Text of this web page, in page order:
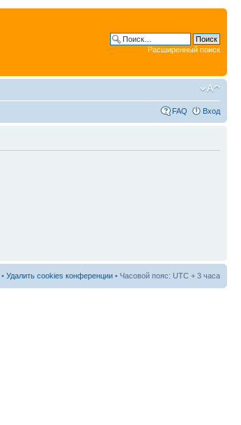
Расширенный поиск
FAQ Вход
• Удалить cookies конференции • Часовой пояс: UTC + 3 часа